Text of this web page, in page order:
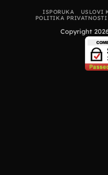
ISPORUKA
USLOVI
POLITIKA PRIVATNOSTI
Copyright